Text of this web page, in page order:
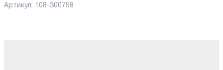
Артикул: 108-300758